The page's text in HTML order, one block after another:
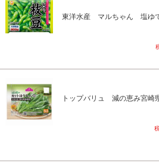
東洋水産 マルちゃん 塩ゆ
トップバリュ 減の恵み宮崎